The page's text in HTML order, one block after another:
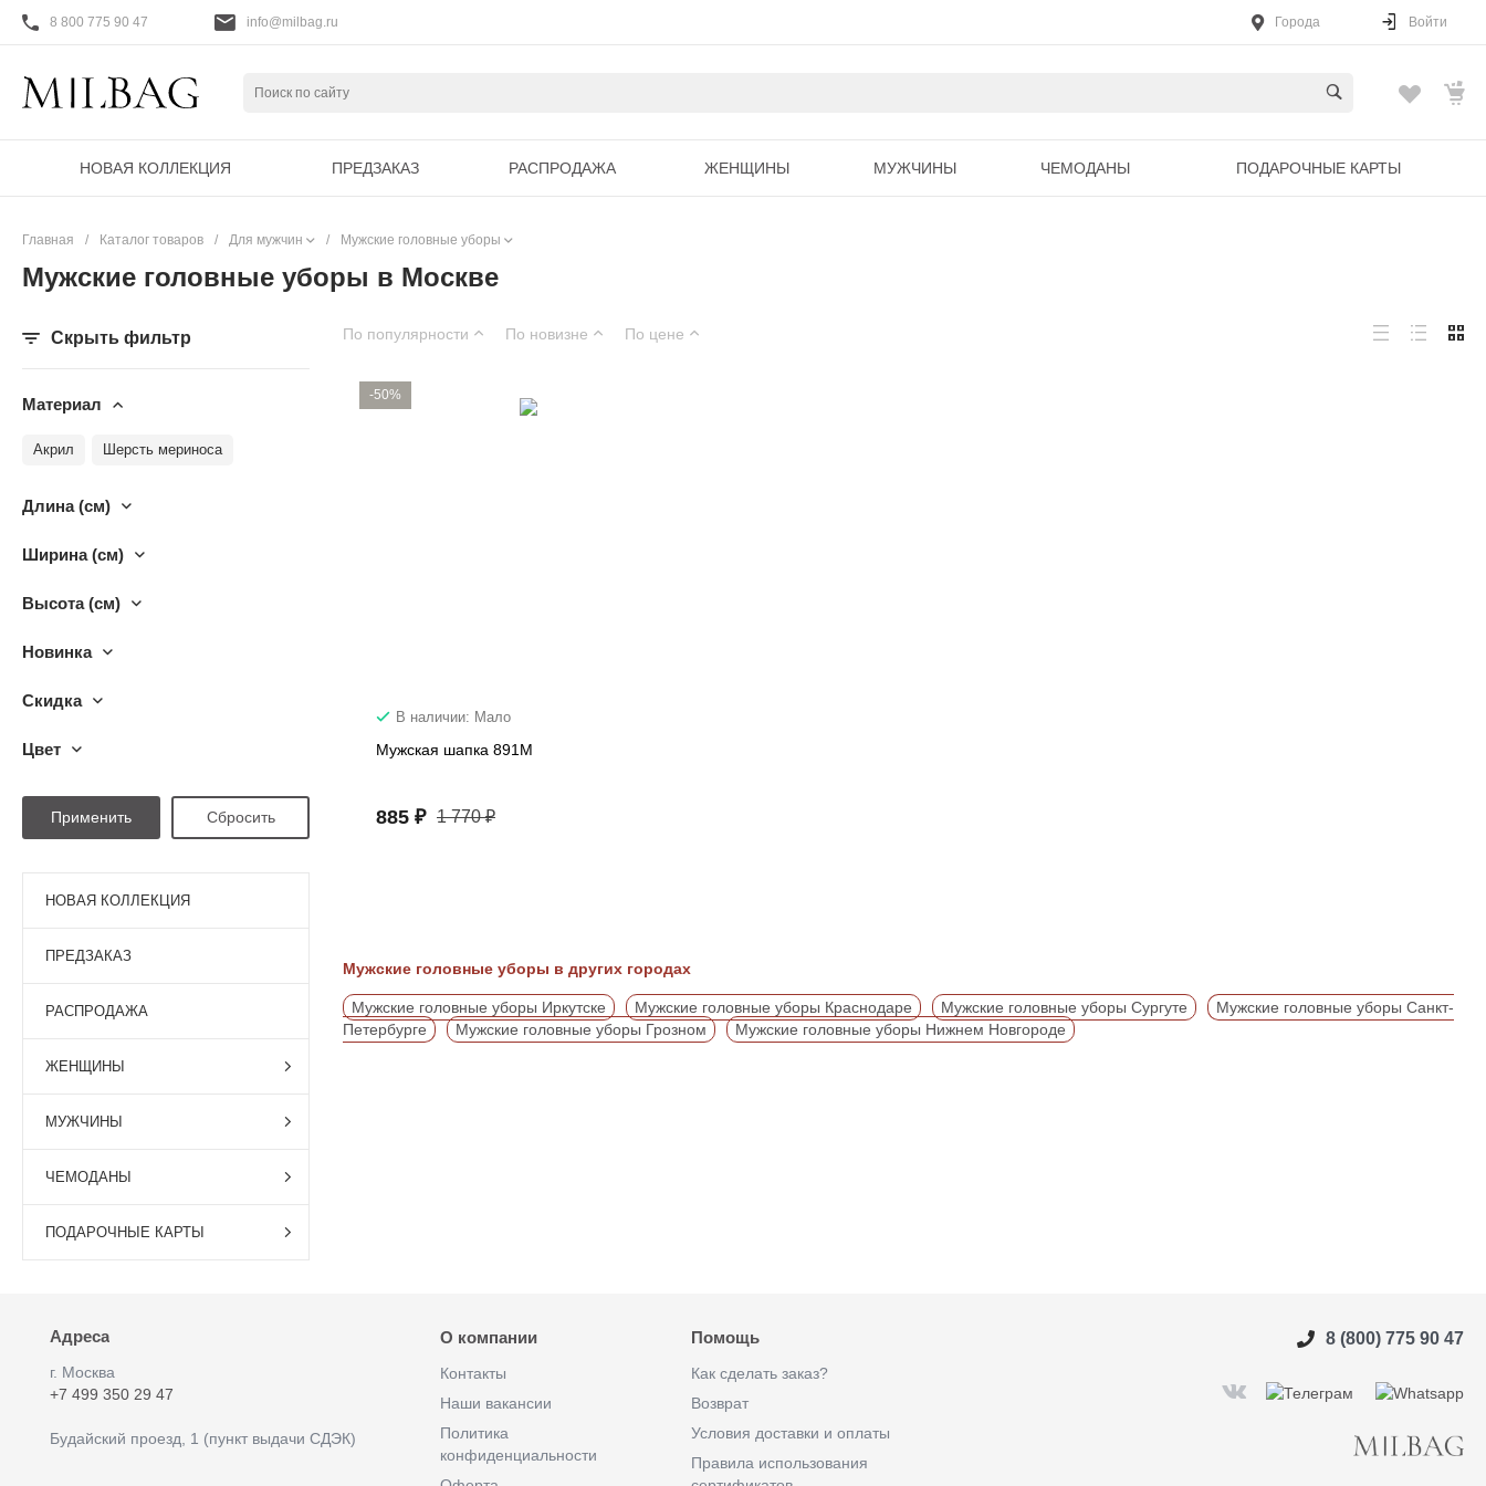
8 800 775 90 47 info@milbag.ru Города Войти
НОВАЯ КОЛЛЕКЦИЯ ПРЕДЗАКАЗ РАСПРОДАЖА ЖЕНЩИНЫ МУЖЧИНЫ ЧЕМОДАНЫ ПОДАРОЧНЫЕ КАРТЫ
Главная / Каталог товаров / Для мужчин / Мужские головные уборы
Мужские головные уборы в Москве
Скрыть фильтр
Материал
Акрил Шерсть мериноса
Длина (см)
Ширина (см)
Высота (см)
Новинка
Скидка
Цвет
НОВАЯ КОЛЛЕКЦИЯ
ПРЕДЗАКАЗ
РАСПРОДАЖА
ЖЕНЩИНЫ
МУЖЧИНЫ
ЧЕМОДАНЫ
ПОДАРОЧНЫЕ КАРТЫ
По популярности По новизне По цене
-50%
В наличии: Мало
Мужская шапка 891M
885 ₽ 1 770 ₽
Мужские головные уборы в других городах
Мужские головные уборы Иркутске Мужские головные уборы Краснодаре Мужские головные уборы Сургуте
Мужские головные уборы Санкт-
Петербурге
Мужские головные уборы Грозном Мужские головные уборы Нижнем Новгороде
Адреса
г. Москва
+7 499 350 29 47
Будайский проезд, 1 (пункт выдачи СДЭК)
О компании
Контакты
Наши вакансии
Политика
конфиденциальности
Помощь
Как сделать заказ?
Возврат
Условия доставки и оплаты
Правила использования
8 (800) 775 90 47